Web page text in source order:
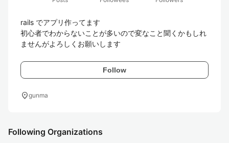
rails でアプリ作ってます
初心者でわからないことが多いので変なこと聞くかもしれ
ませんがよろしくお願いします
Follow
location_ongunma
Following Organizations